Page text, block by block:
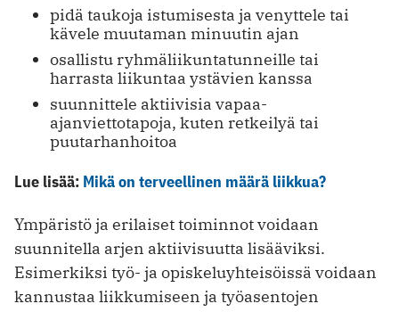
pidä taukoja istumisesta ja venyttele tai
kävele muutaman minuutin ajan
osallistu ryhmäliikuntatunneille tai
harrasta liikuntaa ystävien kanssa
suunnittele aktiivisia vapaa-
ajanviettotapoja, kuten retkeilyä tai
puutarhanhoitoa
Lue lisää: Mikä on terveellinen määrä liikkua?
Ympäristö ja erilaiset toiminnot voidaan
suunnitella arjen aktiivisuutta lisääviksi.
Esimerkiksi työ- ja opiskeluyhteisöissä voidaan
kannustaa liikkumiseen ja työasentojen